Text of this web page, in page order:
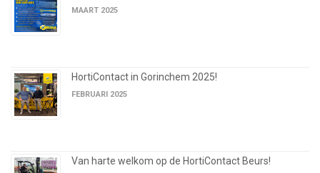
MAART 2025
HortiContact in Gorinchem 2025!
FEBRUARI 2025
Van harte welkom op de HortiContact Beurs!